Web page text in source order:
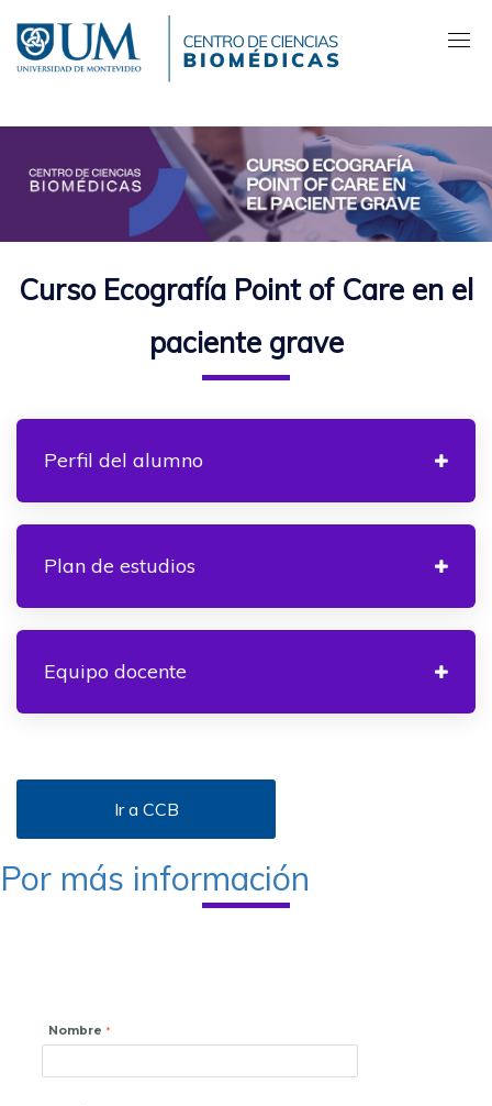
contenido
principal
Curso Ecografía Point of Care en el
paciente grave
Perfil del alumno
Plan de estudios
Equipo docente
Ir a CCB
Por más información
Nombre